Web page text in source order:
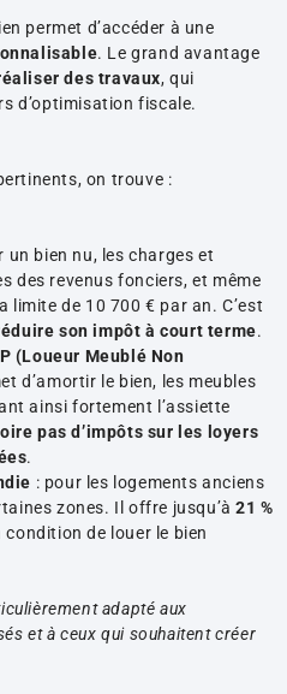
permet d’accéder à une
. Le grand avantage
des travaux, qui
d’optimisation fiscale.
on trouve :
un bien nu, les charges et
des revenus fonciers, et même
limite de 10 700 € par an. C’est
son impôt à court terme.
(Loueur Meublé Non
d’amortir le bien, les meubles
ainsi fortement l’assiette
pas d’impôts sur les loyers
.
: pour les logements anciens
zones. Il offre jusqu’à21 %
condition de louer le bien
adapté aux
et à ceux qui souhaitent créer